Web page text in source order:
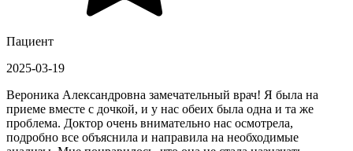
Пациент
2025-03-19
Вероника Александровна замечательный врач! Я была на
приеме вместе с дочкой, и у нас обеих была одна и та же
проблема. Доктор очень внимательно нас осмотрела,
подробно все объяснила и направила на необходимые